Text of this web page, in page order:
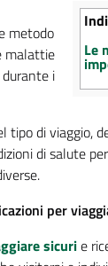
Le
metodo
malattie
i
tipo di viaggio,
di salute
per
sicurie